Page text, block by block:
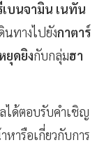
บนจามิน เนทัน
นทางไปยังกาตาร์
ยุดยิงกับกลุ่มฮา
ได้ตอบรับคำเชิญ
หารือเกี่ยวกับการ